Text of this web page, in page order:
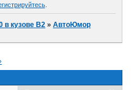
.
в кузове В2 »АвтоЮмор